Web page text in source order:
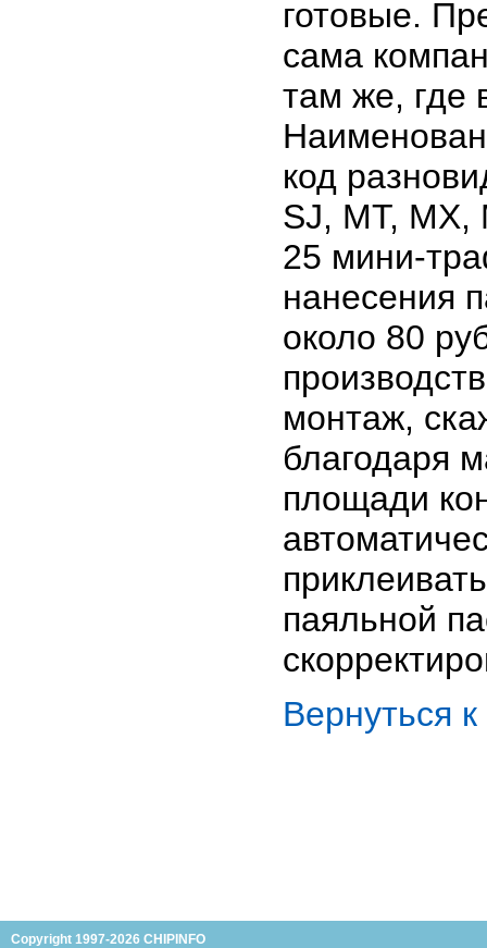
готовые.
сама
там же, где
код
SJ, MT, MX,
25 мини-
нанесения
около 80
монтаж,
благодаря
площади
паяльной
Вернуться
Copyright 1997-2026 CHIPINFO